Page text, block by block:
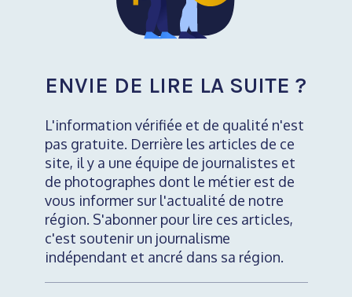
ENVIE DE LIRE LA SUITE ?
L'information vérifiée et de qualité n'est
pas gratuite. Derrière les articles de ce
site, il y a une équipe de journalistes et
de photographes dont le métier est de
vous informer sur l'actualité de notre
région. S'abonner pour lire ces articles,
c'est soutenir un journalisme
indépendant et ancré dans sa région.